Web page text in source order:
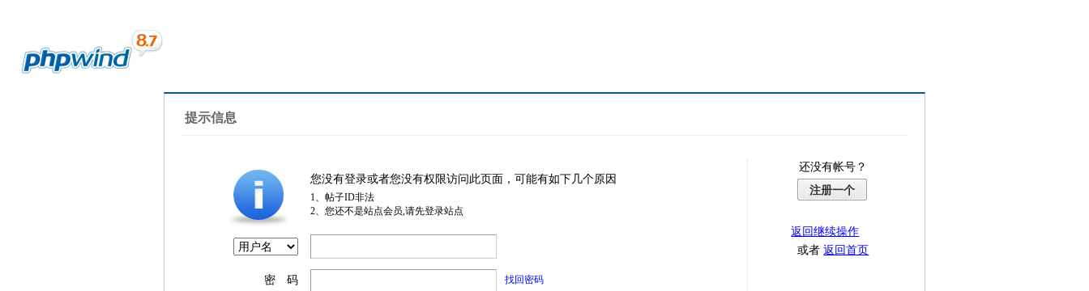
提示信息
您没有登录或者您没有权限访问此页面，可能有如下几个原因
1、帖子ID非法
2、您还不是站点会员,请先登录站点
密 码 找回密码
还没有帐号？
注册一个
返回继续操作
或者返回首页